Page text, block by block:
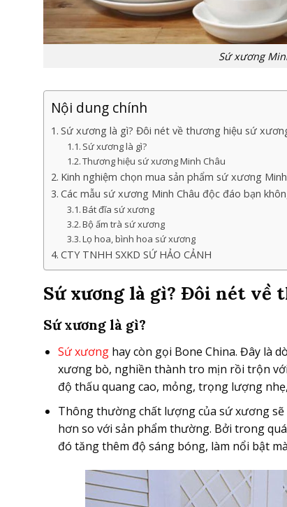
Sứ xương
Nội dung chính
Sứ xương là gì? Đôi nét về thương hiệu sứ
Sứ xương là gì?
Thương hiệu sứ xương Minh Châu
Kinh nghiệm chọn mua sản phẩm sứ xương
Các mẫu sứ xương Minh Châu độc đáo bạn
Bát đĩa sứ xương
Bộ ấm trà sứ xương
Lọ hoa, bình hoa sứ xương
CTY TNHH SXKD SỨ HẢO CẢNH
Sứ xương là gì? Đôi nét về
Sứ xương là gì?
Sứ xươnghay còn gọi Bone China. Đây là
xương bò, nghiền thành tro mịn rồi trộn
độ thấu quang cao, mỏng, trọng lượng
Thông thường chất lượng của sứ xương
hơn so với sản phẩm thường. Bởi trong
đó tăng thêm độ sáng bóng, làm nổi bật